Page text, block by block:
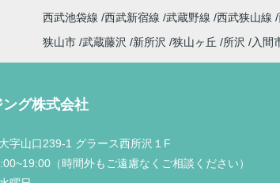
西武池袋線 西武新宿線 武蔵野線 西武狭山線
狭山市 武蔵藤沢 新所沢 狭山ヶ丘 所沢 入間
グ株式会社
字山口239-1 グラース西所沢１F
（時間外もご遠慮なくご相談ください）